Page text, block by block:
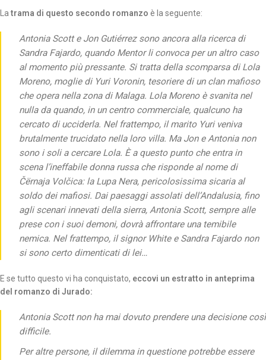
La trama di questo secondo romanzo è la seguente:
Antonia Scott e Jon Gutiérrez sono ancora alla ricerca di
Sandra Fajardo, quando Mentor li convoca per un altro caso
al momento più pressante. Si tratta della scomparsa di Lola
Moreno, moglie di Yuri Voronin, tesoriere di un clan mafioso
che opera nella zona di Malaga. Lola Moreno è svanita nel
nulla da quando, in un centro commerciale, qualcuno ha
cercato di ucciderla. Nel frattempo, il marito Yuri veniva
brutalmente trucidato nella loro villa. Ma Jon e Antonia non
sono i soli a cercare Lola. È a questo punto che entra in
scena l’ineffabile donna russa che risponde al nome di
Čërnaja Volčica: la Lupa Nera, pericolosissima sicaria al
soldo dei mafiosi. Dai paesaggi assolati dell’Andalusia, fino
agli scenari innevati della sierra, Antonia Scott, sempre alle
prese con i suoi demoni, dovrà affrontare una temibile
nemica. Nel frattempo, il signor White e Sandra Fajardo non
si sono certo dimenticati di lei…
E se tutto questo vi ha conquistato, eccovi un estratto in anteprima
del romanzo di Jurado:
Antonia Scott non ha mai dovuto prendere una decisione così
difficile.
Per altre persone, il dilemma in questione potrebbe essere